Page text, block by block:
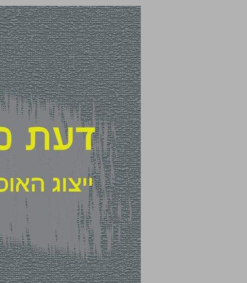
דעת מיעוט בעיתונות העברית ... 0